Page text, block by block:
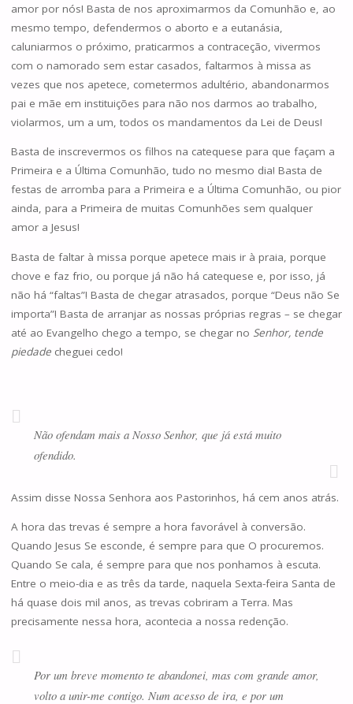
amor por nós! Basta de nos aproximarmos da Comunhão e, ao
mesmo tempo, defendermos o aborto e a eutanásia,
caluniarmos o próximo, praticarmos a contraceção, vivermos
com o namorado sem estar casados, faltarmos à missa as
vezes que nos apetece, cometermos adultério, abandonarmos
pai e mãe em instituições para não nos darmos ao trabalho,
violarmos, um a um, todos os mandamentos da Lei de Deus!
Basta de inscrevermos os filhos na catequese para que façam a
Primeira e a Última Comunhão, tudo no mesmo dia! Basta de
festas de arromba para a Primeira e a Última Comunhão, ou pior
ainda, para a Primeira de muitas Comunhões sem qualquer
amor a Jesus!
Basta de faltar à missa porque apetece mais ir à praia, porque
chove e faz frio, ou porque já não há catequese e, por isso, já
não há “faltas”! Basta de chegar atrasados, porque “Deus não Se
importa”! Basta de arranjar as nossas próprias regras – se chegar
até ao Evangelho chego a tempo, se chegar no Senhor, tende
piedadecheguei cedo!
Não ofendam mais a Nosso Senhor, que já está muito
ofendido.
Assim disse Nossa Senhora aos Pastorinhos, há cem anos atrás.
A hora das trevas é sempre a hora favorável à conversão.
Quando Jesus Se esconde, é sempre para que O procuremos.
Quando Se cala, é sempre para que nos ponhamos à escuta.
Entre o meio-dia e as três da tarde, naquela Sexta-feira Santa de
há quase dois mil anos, as trevas cobriram a Terra. Mas
precisamente nessa hora, acontecia a nossa redenção.
Por um breve momento te abandonei, mas com grande amor,
volto a unir-me contigo. Num acesso de ira, e por um